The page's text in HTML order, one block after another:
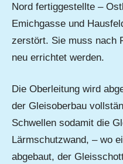
Nord fertiggestellte –
Emichgasse und
zerstört. Sie muss nach
neu errichtet werden.
Die Oberleitung wird
der Gleisoberbau
Schwellen sodamit die
Lärmschutzwand, – wo
abgebaut, der